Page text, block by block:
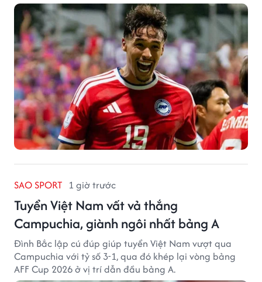
SAO SPORT 1 giờ trước
Tuyển Việt Nam vất vả thắng
Campuchia, giành ngôi nhất bảng A
Đình Bắc lập cú đúp giúp tuyển Việt Nam vượt qua
Campuchia với tỷ số 3-1, qua đó khép lại vòng bảng
AFF Cup 2026 ở vị trí dẫn đầu bảng A.